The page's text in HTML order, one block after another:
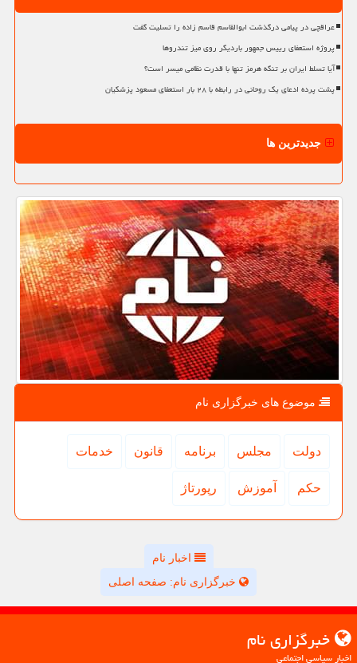
عراقچی در پیامی درگذشت ابوالقاسم قاسم زاده را تسلیت گفت
پروژه استعفای رییس جمهور باردیگر روی میز تندروها
آیا تسلط ایران بر تنگه هرمز تنها با قدرت نظامی میسر است؟
پشت پرده ادعای یک روحانی در رابطه با ۲۸ بار استعفای مسعود پزشکیان
جدیدترین ها
موضوع های خبرگزاری نام
دولت مجلس برنامه قانون خدمات
حكم آموزش رپورتاژ
اخبار نام
خبرگزاری نام: صفحه اصلی
خبرگزاری نام
اخبار سیاسی اجتماعی